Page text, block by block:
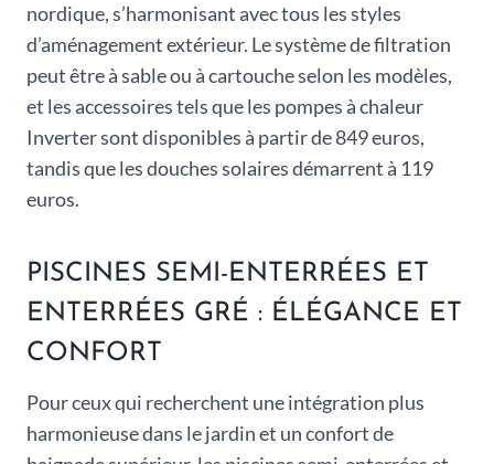
nordique, s’harmonisant avec tous les styles
d’aménagement extérieur. Le système de filtration
peut être à sable ou à cartouche selon les modèles,
et les accessoires tels que les pompes à chaleur
Inverter sont disponibles à partir de 849 euros,
tandis que les douches solaires démarrent à 119
euros.
PISCINES SEMI-ENTERRÉES ET
ENTERRÉES GRÉ : ÉLÉGANCE ET
CONFORT
Pour ceux qui recherchent une intégration plus
harmonieuse dans le jardin et un confort de